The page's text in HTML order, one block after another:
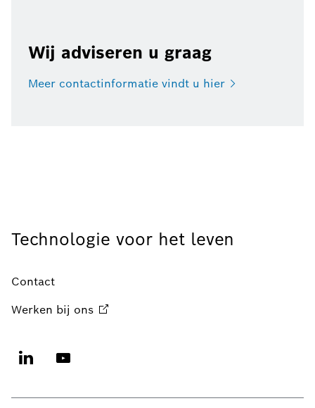
Wij adviseren u graag
Meer contactinformatie vindt u hier
Technologie voor het leven
Contact
Werken bij ons